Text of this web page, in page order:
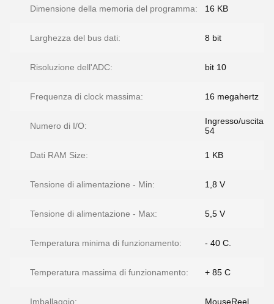
Dimensione della memoria del programma: 16 KB
Larghezza del bus dati: 8 bit
Risoluzione dell'ADC: bit 10
Frequenza di clock massima: 16 megahertz
Numero di I/O:
Ingresso/uscita
54
Dati RAM Size: 1 KB
Tensione di alimentazione - Min: 1,8 V
Tensione di alimentazione - Max: 5,5 V
Temperatura minima di funzionamento: - 40 C.
Temperatura massima di funzionamento: + 85 C
Imballaggio: MouseReel